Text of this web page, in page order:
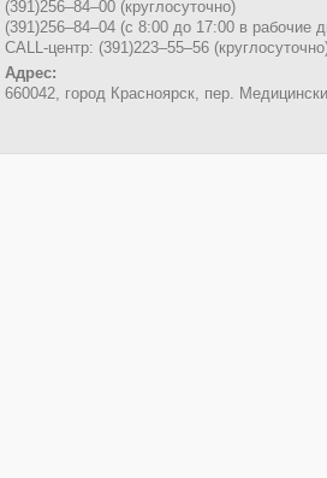
(391)256–84–00 (круглосуточно)
(391)256–84–04 (с 8:00 до 17:00 в рабочие
CALL-центр: (391)223–55–56
Адрес:
660042, город Красноярск, пер.